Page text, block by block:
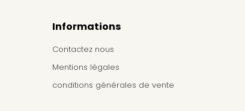
Informations
Contactez nous
Mentions légales
conditions générales de vente